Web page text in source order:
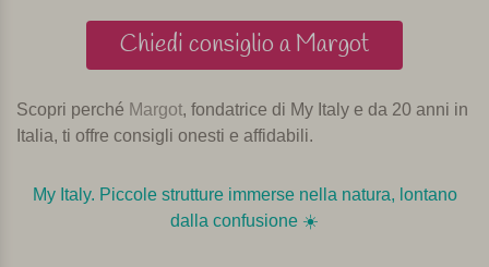
Chiedi consiglio a Margot
Scopri perché Margot, fondatrice di My Italy e da 20 anni in
Italia, ti offre consigli onesti e affidabili.
My Italy. Piccole strutture immerse nella natura, lontano
dalla confusione ☀️️️